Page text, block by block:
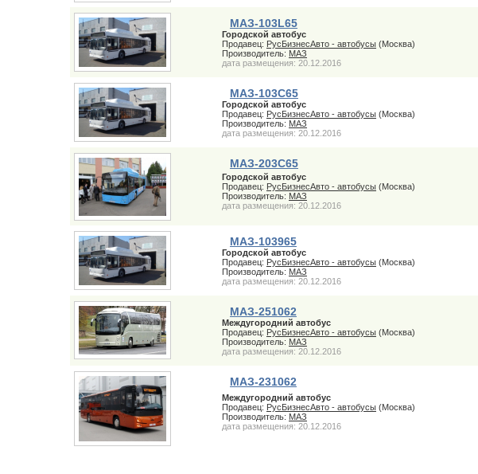
МАЗ-103L65
Городской автобус
Продавец: РусБизнесАвто - автобусы (Москва)
Производитель: МАЗ
дата размещения: 20.12.2016
МАЗ-103С65
Городской автобус
Продавец: РусБизнесАвто - автобусы (Москва)
Производитель: МАЗ
дата размещения: 20.12.2016
МАЗ-203С65
Городской автобус
Продавец: РусБизнесАвто - автобусы (Москва)
Производитель: МАЗ
дата размещения: 20.12.2016
МАЗ-103965
Городской автобус
Продавец: РусБизнесАвто - автобусы (Москва)
Производитель: МАЗ
дата размещения: 20.12.2016
МАЗ-251062
Междугородний автобус
Продавец: РусБизнесАвто - автобусы (Москва)
Производитель: МАЗ
дата размещения: 20.12.2016
МАЗ-231062
Междугородний автобус
Продавец: РусБизнесАвто - автобусы (Москва)
Производитель: МАЗ
дата размещения: 20.12.2016